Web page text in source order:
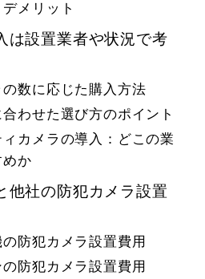
メリット
は設置業者や状況で考
数に応じた購入方法
わせた選び方のポイント
カメラの導入：どこの業
か
他社の防犯カメラ設置
防犯カメラ設置費用
防犯カメラ設置費用